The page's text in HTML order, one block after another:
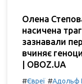
Олена
насичена
зазнавали
вчиняє
| OBOZ.UA
#Євреї #Адольф